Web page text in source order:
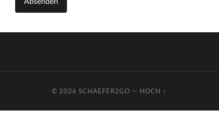
© 2026SCHAEFER2GO — HOCH ↑